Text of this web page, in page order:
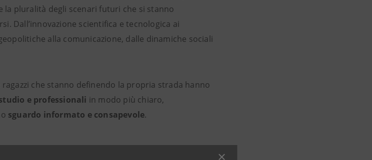
pluralità degli scenari futuri che si stanno
Dall’innovazione scientifica e tecnologica ai
alla comunicazione, dalle dinamiche sociali
che stanno definendo la propria strada hanno
e professionali in modo più chiaro,
sguardo informato e consapevole.